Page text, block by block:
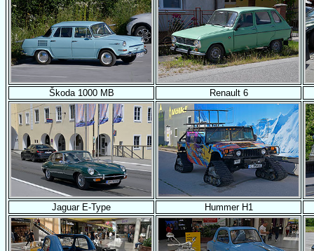
Škoda 1000 MB Renault 6
Jaguar E-Type Hummer H1